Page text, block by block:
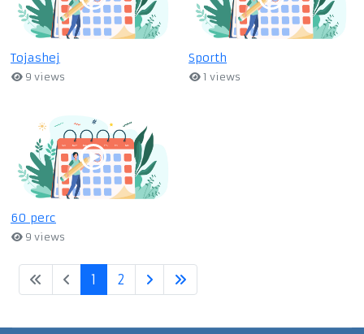
Tojashej
9 views
Sporth
1 views
60 perc
9 views
1 2